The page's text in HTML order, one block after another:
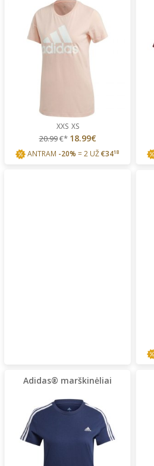
XXS XS
20.99€* 18.99€
ANTRAM -20% = 2 UŽ€3418
Adidas® marškinėliai